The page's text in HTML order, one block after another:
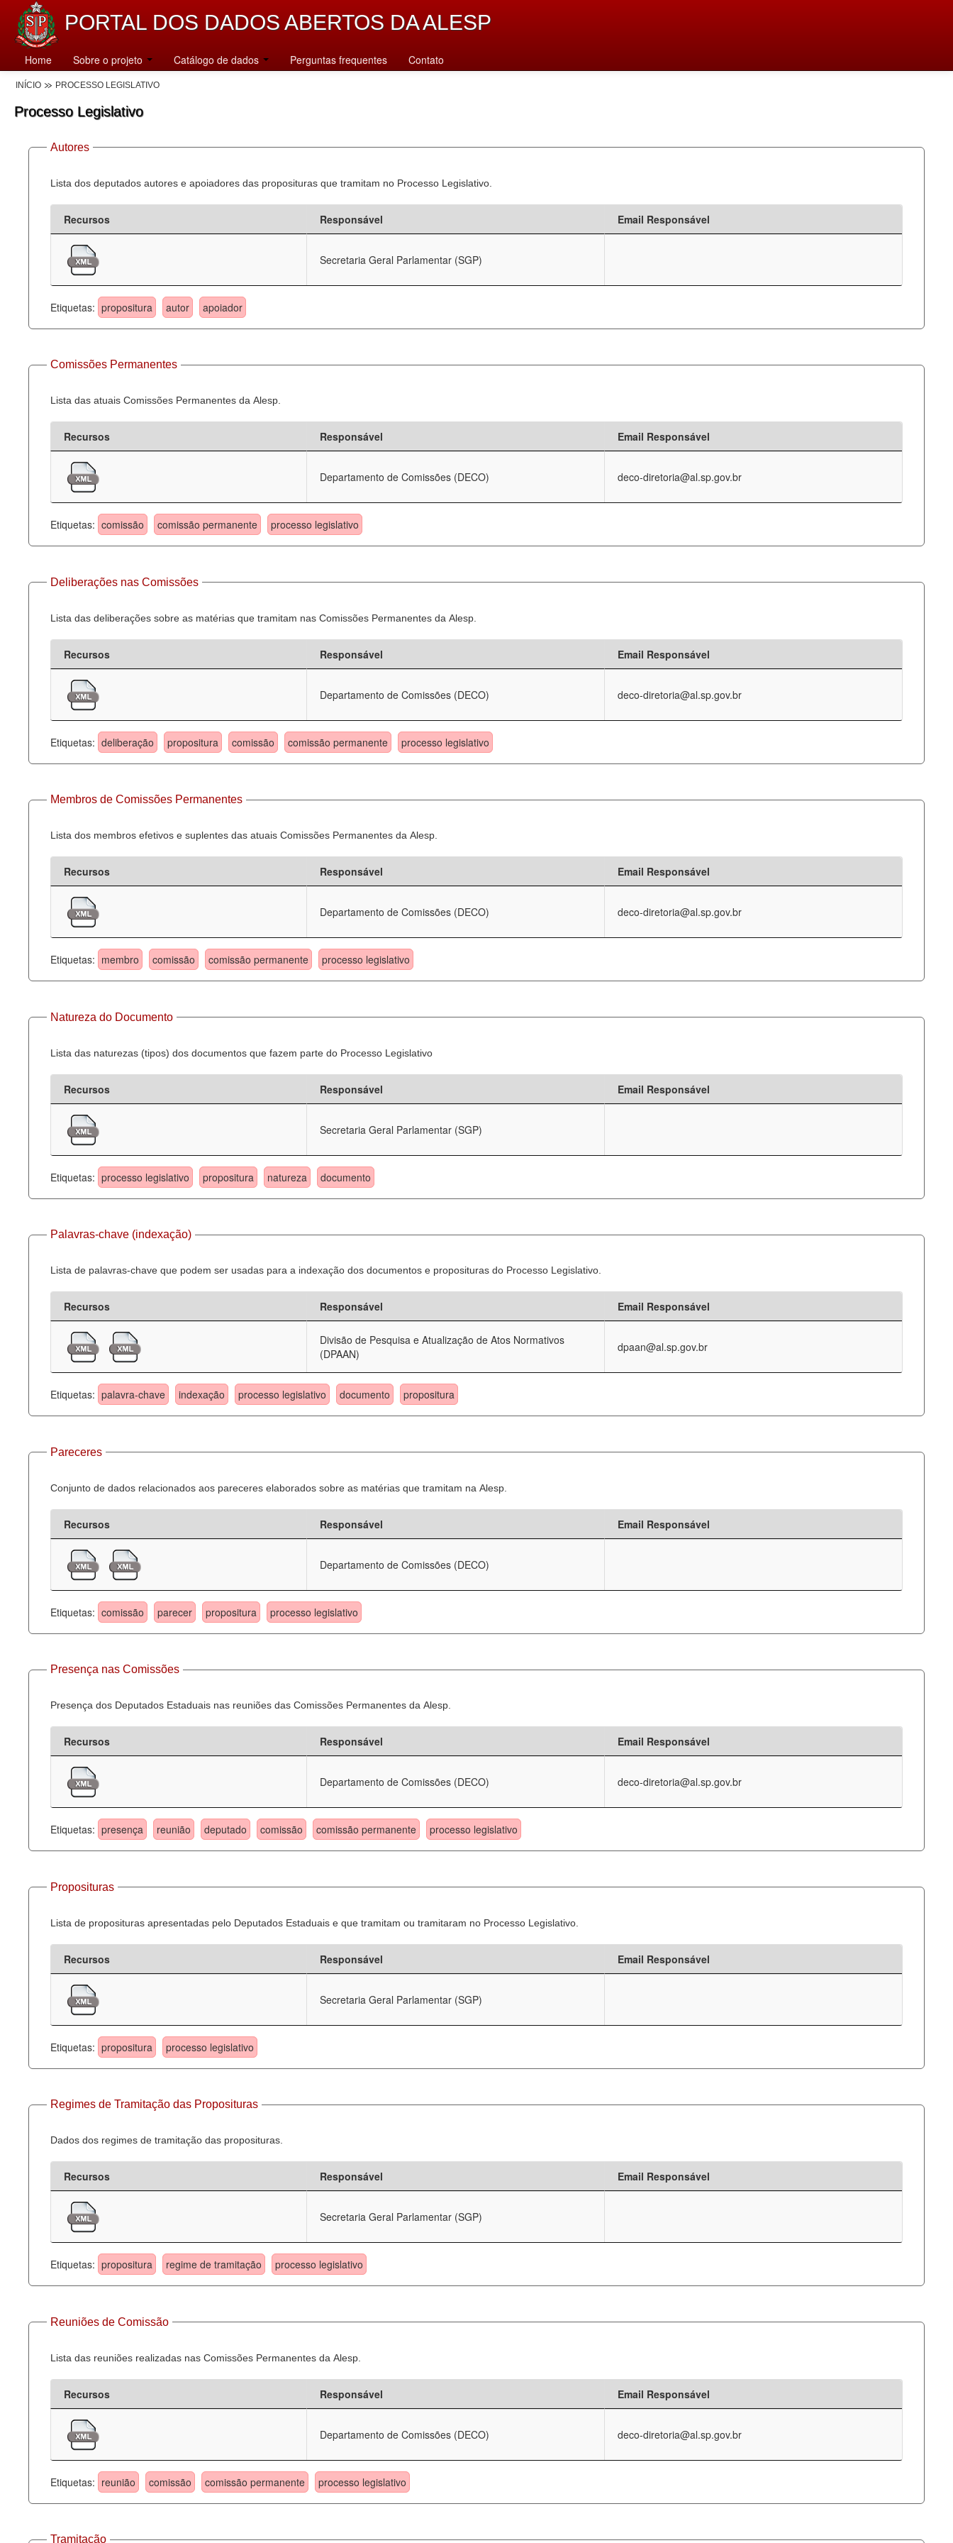
PORTAL DOS DADOS ABERTOS DA ALESP
Home Sobre o projeto Catálogo de dados Perguntas frequentes Contato
INÍCIO PROCESSO LEGISLATIVO
Processo Legislativo
Autores
Lista dos deputados autores e apoiadores das proposituras que tramitam no Processo Legislativo.
Recursos Responsável Email Responsável
Secretaria Geral Parlamentar (SGP)
Etiquetas: propositura autor apoiador
Comissões Permanentes
Lista das atuais Comissões Permanentes da Alesp.
Recursos Responsável Email Responsável
Departamento de Comissões (DECO) deco-diretoria@al.sp.gov.br
Etiquetas: comissão comissão permanente processo legislativo
Deliberações nas Comissões
Lista das deliberações sobre as matérias que tramitam nas Comissões Permanentes da Alesp.
Recursos Responsável Email Responsável
Departamento de Comissões (DECO) deco-diretoria@al.sp.gov.br
Etiquetas: deliberação propositura comissão comissão permanente processo legislativo
Membros de Comissões Permanentes
Lista dos membros efetivos e suplentes das atuais Comissões Permanentes da Alesp.
Recursos Responsável Email Responsável
Departamento de Comissões (DECO) deco-diretoria@al.sp.gov.br
Etiquetas: membro comissão comissão permanente processo legislativo
Natureza do Documento
Lista das naturezas (tipos) dos documentos que fazem parte do Processo Legislativo
Recursos Responsável Email Responsável
Secretaria Geral Parlamentar (SGP)
Etiquetas: processo legislativo propositura natureza documento
Palavras-chave (indexação)
Lista de palavras-chave que podem ser usadas para a indexação dos documentos e proposituras do Processo Legislativo.
Recursos Responsável Email Responsável
Divisão de Pesquisa e Atualização de Atos Normativos
(DPAAN)
dpaan@al.sp.gov.br
Etiquetas: palavra-chave indexação processo legislativo documento propositura
Pareceres
Conjunto de dados relacionados aos pareceres elaborados sobre as matérias que tramitam na Alesp.
Recursos Responsável Email Responsável
Departamento de Comissões (DECO)
Etiquetas: comissão parecer propositura processo legislativo
Presença nas Comissões
Presença dos Deputados Estaduais nas reuniões das Comissões Permanentes da Alesp.
Recursos Responsável Email Responsável
Departamento de Comissões (DECO) deco-diretoria@al.sp.gov.br
Etiquetas: presença reunião deputado comissão comissão permanente processo legislativo
Proposituras
Lista de proposituras apresentadas pelo Deputados Estaduais e que tramitam ou tramitaram no Processo Legislativo.
Recursos Responsável Email Responsável
Secretaria Geral Parlamentar (SGP)
Etiquetas: propositura processo legislativo
Regimes de Tramitação das Proposituras
Dados dos regimes de tramitação das proposituras.
Recursos Responsável Email Responsável
Secretaria Geral Parlamentar (SGP)
Etiquetas: propositura regime de tramitação processo legislativo
Reuniões de Comissão
Lista das reuniões realizadas nas Comissões Permanentes da Alesp.
Recursos Responsável Email Responsável
Departamento de Comissões (DECO) deco-diretoria@al.sp.gov.br
Etiquetas: reunião comissão comissão permanente processo legislativo
Tramitação